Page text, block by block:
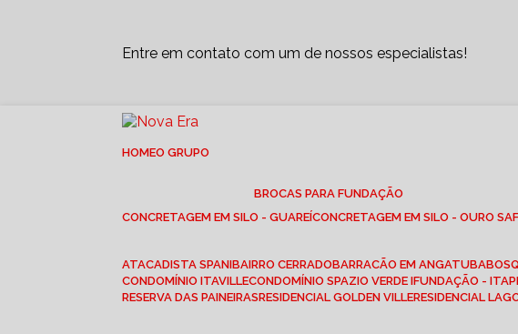
Entre em contato com um de nossos especialistas!
HOME
O GRUPO
BROCAS PARA FUNDAÇÃO
CONCRETAGEM EM SILO - GUAREÍ CONCRETAGEM EM SILO - OURO
ATACADISTA SPANI BAIRRO CERRADO BARRACÃO EM ANGATUBA
CONDOMÍNIO ITAVILLE CONDOMÍNIO SPAZIO VERDE I FUNDAÇÃO -
RESERVA DAS PAINEIRAS RESIDENCIAL GOLDEN VILLE RESIDENCIAL